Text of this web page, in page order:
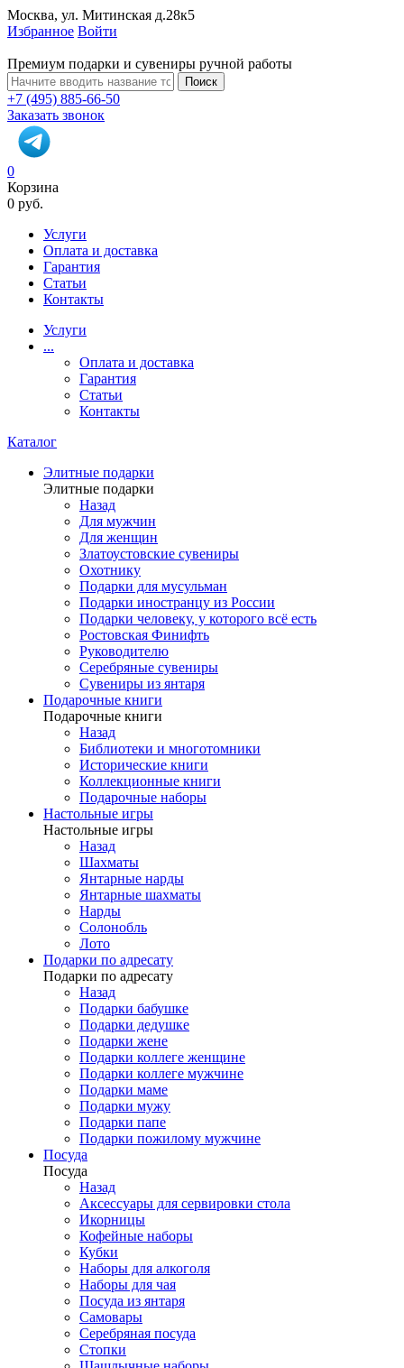
Москва, ул. Митинская д.28к5
Избранное Войти
Премиум подарки и сувениры ручной работы
Поиск
+7 (495) 885-66-50
Заказать звонок
0
Корзина
0 руб.
Услуги
Оплата и доставка
Гарантия
Статьи
Контакты
Услуги
...
Оплата и доставка
Гарантия
Статьи
Контакты
Каталог
Элитные подарки
Элитные подарки
Назад
Для мужчин
Для женщин
Златоустовские сувениры
Охотнику
Подарки для мусульман
Подарки иностранцу из России
Подарки человеку, у которого всё есть
Ростовская Финифть
Руководителю
Серебряные сувениры
Сувениры из янтаря
Подарочные книги
Подарочные книги
Назад
Библиотеки и многотомники
Исторические книги
Коллекционные книги
Подарочные наборы
Настольные игры
Настольные игры
Назад
Шахматы
Янтарные нарды
Янтарные шахматы
Нарды
Солонобль
Лото
Подарки по адресату
Подарки по адресату
Назад
Подарки бабушке
Подарки дедушке
Подарки жене
Подарки коллеге женщине
Подарки коллеге мужчине
Подарки маме
Подарки мужу
Подарки папе
Подарки пожилому мужчине
Посуда
Посуда
Назад
Аксессуары для сервировки стола
Икорницы
Кофейные наборы
Кубки
Наборы для алкоголя
Наборы для чая
Посуда из янтаря
Самовары
Серебряная посуда
Стопки